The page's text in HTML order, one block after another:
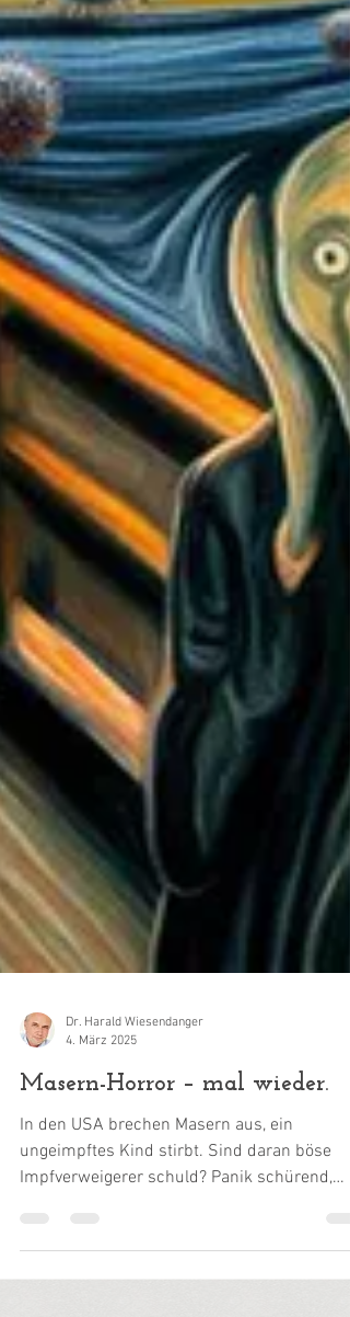
Dr. Harald Wiesendanger
4. März 2025
Masern-Horror – mal wieder.
In den USA brechen Masern aus, ein